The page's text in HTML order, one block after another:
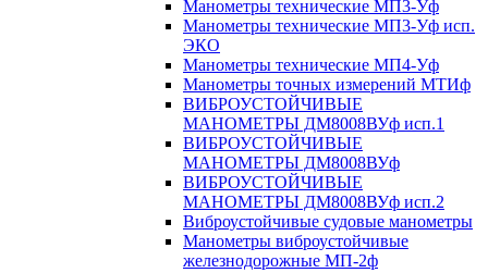
Манометры технические МП3-Уф
Манометры технические МП3-Уф исп.
ЭКО
Манометры технические МП4-Уф
Манометры точных измерений МТИф
ВИБРОУСТОЙЧИВЫЕ
МАНОМЕТРЫ ДМ8008ВУф исп.1
ВИБРОУСТОЙЧИВЫЕ
МАНОМЕТРЫ ДМ8008ВУф
ВИБРОУСТОЙЧИВЫЕ
МАНОМЕТРЫ ДМ8008ВУф исп.2
Виброустойчивые судовые манометры
Манометры виброустойчивые
железнодорожные МП-2ф